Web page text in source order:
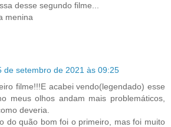
desse segundo filme...
menina
de setembro de 2021 às 09:25
filme!!!E acabei vendo(legendado) esse
meus olhos andam mais problemáticos,
deveria.
do quão bom foi o primeiro, mas foi muito